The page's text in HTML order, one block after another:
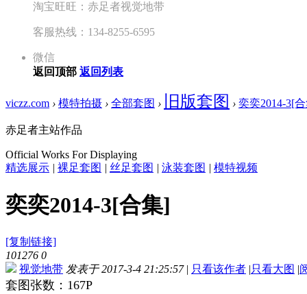
淘宝旺旺：赤足者视觉地带
客服热线：134-8255-6595
微信
返回顶部 返回列表
viczz.com › 模特拍摄 › 全部套图 › 旧版套图 › 奕奕2014-3[
赤足者主站作品
Official Works For Displaying
精选展示 | 裸足套图 | 丝足套图 | 泳装套图 | 模特视频
奕奕2014-3[合集]
[复制链接]
101276 0
视觉地带 发表于 2017-3-4 21:25:57 | 只看该作者 |只看大图 |
套图张数：167P